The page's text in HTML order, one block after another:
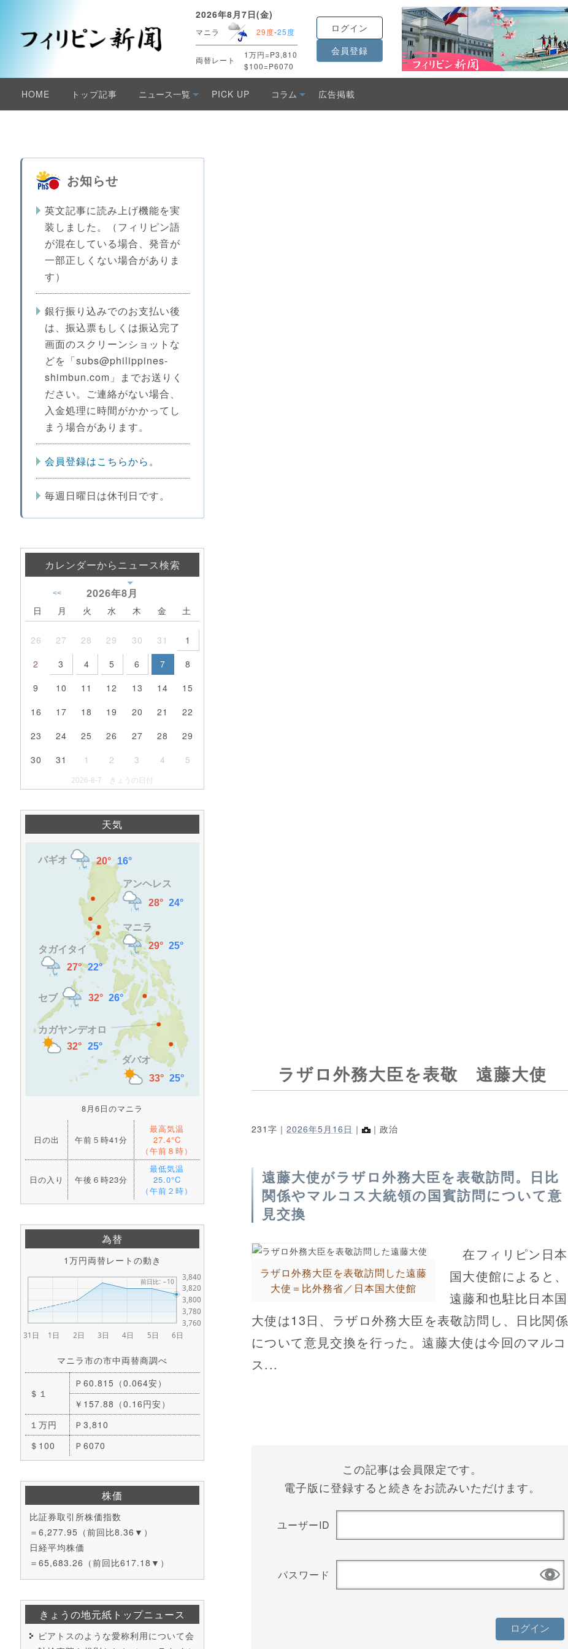
2026年8月7日(金)
マニラ 29度-25度
両替レート
1万円=P3,810
$100=P6070
ログイン
会員登録
HOME トップ記事 ニュース一覧 PICK UP コラム 広告掲載
お知らせ
英文記事に読み上げ機能を実
装しました。（フィリピン語
が混在している場合、発音が
一部正しくない場合がありま
す）
銀行振り込みでのお支払い後
は、振込票もしくは振込完了
画面のスクリーンショットな
どを「subs@philippines-
shimbun.com」までお送りく
ださい。ご連絡がない場合、
入金処理に時間がかかってし
まう場合があります。
会員登録はこちらから。
毎週日曜日は休刊日です。
カレンダーからニュース検索
2026年8月
<<
日 月 火 水 木 金 土
26 27 28 29 30 31
1
2
3 4 5 6 7
8
9
10 11 12 13 14
15
16
17 18 19 20 21
22
23
24 25 26 27 28
29
30
31 1 2 3 4 5
2026-8-7 きょうの日付
天気
8月6日のマニラ
日の出 午前５時41分
最高気温
27.4°C
（午前８時）
日の入り 午後６時23分
最低気温
25.0°C
（午前２時）
為替
1万円両替レートの動き
マニラ市の市中両替商調べ
＄１
Ｐ60.815（0.064安）
￥157.88（0.16円安）
１万円
Ｐ3,810
＄100
Ｐ6070
株価
比証券取引所株価指数
＝6,277.95（前回比8.36▼）
日経平均株価
＝65,683.26（前回比617.18▼）
きょうの地元紙トップニュース
ピアトスのような愛称利用について会
ラザロ外務大臣を表敬 遠藤大使
231字｜ 2026年5月16日 ｜ ｜政治
遠藤大使がラザロ外務大臣を表敬訪問。日比
関係やマルコス大統領の国賓訪問について意
見交換
ラザロ外務大臣を表敬訪問した遠藤
大使＝比外務省／日本国大使館
在フィリピン日本
国大使館によると、
遠藤和也駐比日本国
大使は13日、ラザロ外務大臣を表敬訪問し、日比関係
について意見交換を行った。遠藤大使は今回のマルコ
ス...
この記事は会員限定です。
電子版に登録すると続きをお読みいただけます。
ユーザーID
パスワード